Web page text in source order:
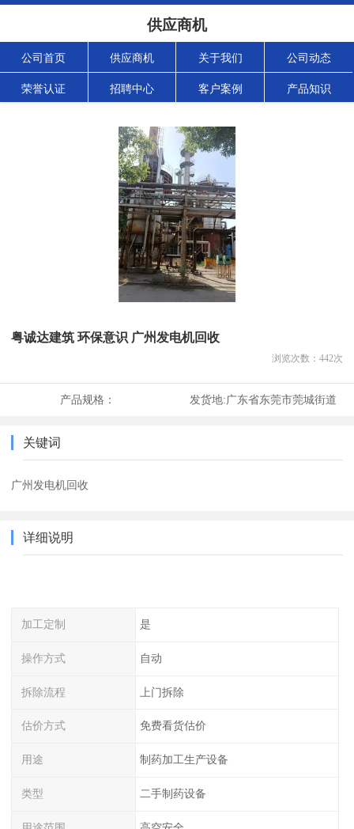
供应商机
公司首页 供应商机 关于我们 公司动态
荣誉认证 招聘中心 客户案例 产品知识
粤诚达建筑 环保意识 广州发电机回收
浏览次数： 442次
产品规格： 发货地:广东省东莞市莞城街道
关键词
广州发电机回收
详细说明
加工定制 是
操作方式 自动
拆除流程 上门拆除
估价方式 免费看货估价
用途 制药加工生产设备
类型 二手制药设备